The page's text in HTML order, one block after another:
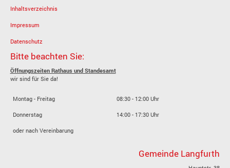
Inhaltsverzeichnis
Impressum
Datenschutz
Bitte beachten Sie:
Öffnungszeiten Rathaus und Standesamt
wir sind für Sie da!
Montag - Freitag 08:30 - 12:00 Uhr
Donnerstag 14:00 - 17:30 Uhr
oder nach Vereinbarung
Gemeinde Langfurth